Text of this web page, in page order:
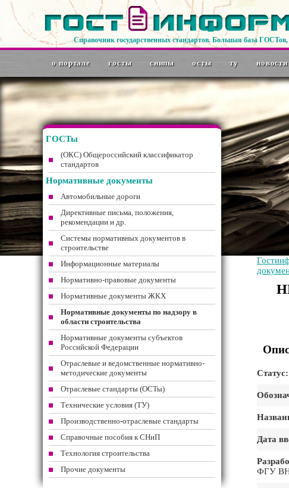
Справочник государственных стандартов. Большая база
о портале госты снипы осты ту новости
Статус:
Дата
ФГУ
ГОСТы
(ОКС) Общероссийский классификатор
стандартов
Нормативные документы
Автомобильные дороги
Директивные письма, положения,
рекомендации и др.
Системы нормативных документов в
строительстве
Информационные материалы
Нормативно-правовые документы
Нормативные документы ЖКХ
Нормативные документы по надзору в
области строительства
Нормативные документы субъектов
Российской Федерации
Отраслевые и ведомственные нормативно-
методические документы
Отраслевые стандарты (ОСТы)
Технические условия (ТУ)
Производственно-отраслевые стандарты
Справочные пособия к СНиП
Технология строительства
Прочие документы